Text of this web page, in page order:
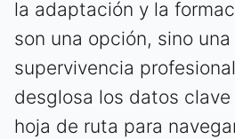
la adaptación y la
son una opción, sino
supervivencia
desglosa los datos
hoja de ruta para